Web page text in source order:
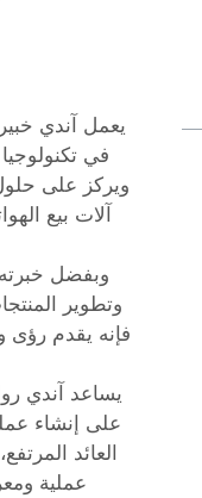
يعمل آندي
ويركز على حلول
آلات بيع
وبفضل
وتطوير
فإنه يقدم رؤى
يساعد آندي
على إنشاء
العائد
عملية